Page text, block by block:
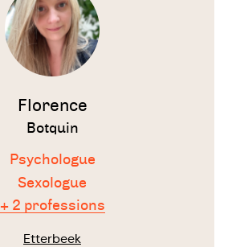
Florence
Botquin
Psychologue
Sexologue
+ 2 professions
Etterbeek